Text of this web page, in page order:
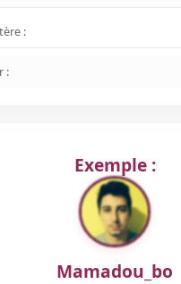
:
:
Exemple :
Mamadou_bo